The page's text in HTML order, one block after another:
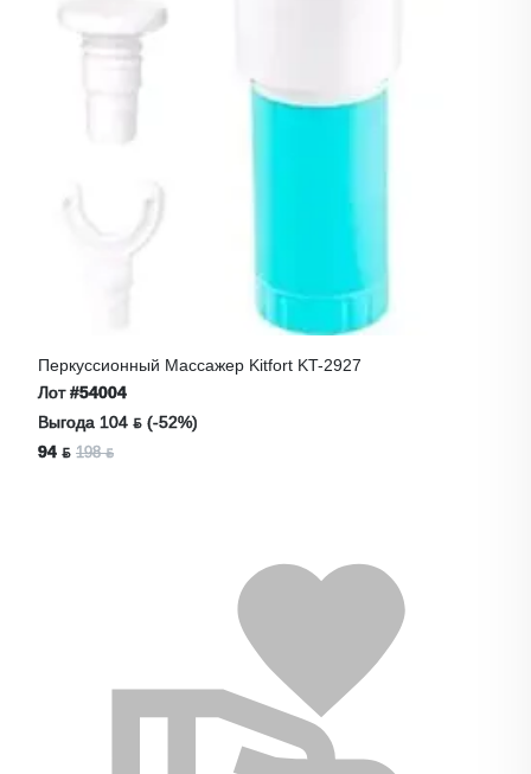
Перкуссионный Массажер Kitfort KT-2927
Лот#54004
Выгода 104 ƃ (-52%)
94 ƃ 198 ƃ